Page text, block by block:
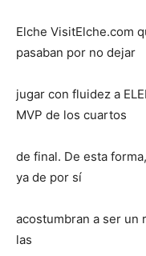
Elche VisitElche.com
pasaban por no dejar
jugar con fluidez a
MVP de los cuartos
de final. De esta
ya de por sí
acostumbran a ser un
las